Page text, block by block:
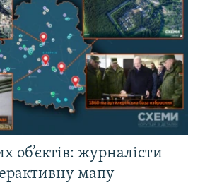
об’єктів: журналісти
мапу